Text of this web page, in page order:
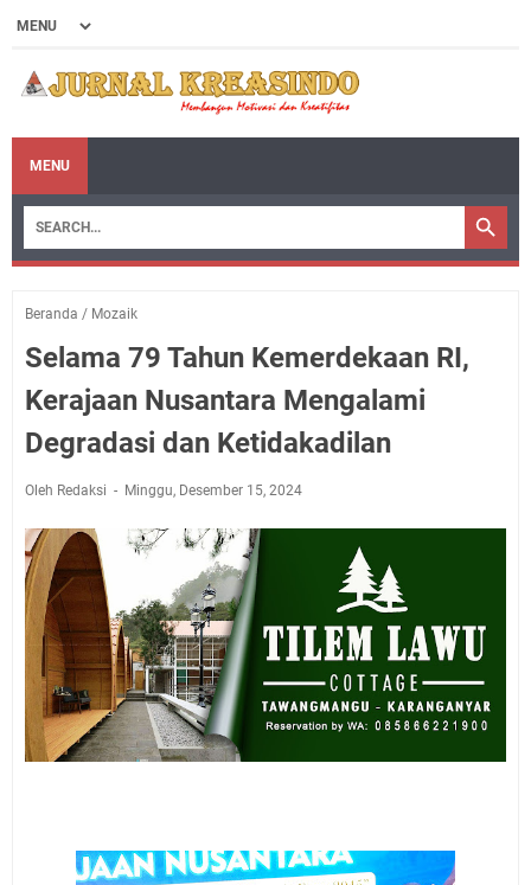
MENU
Beranda / Mozaik
Selama 79 Tahun Kemerdekaan RI,
Kerajaan Nusantara Mengalami
Degradasi dan Ketidakadilan
Oleh Redaksi Minggu, Desember 15, 2024